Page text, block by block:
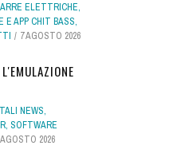
ELETTRICHE,
E APP CHIT BASS,
7 AGOSTO 2026
NEWS,
, SOFTWARE
2026